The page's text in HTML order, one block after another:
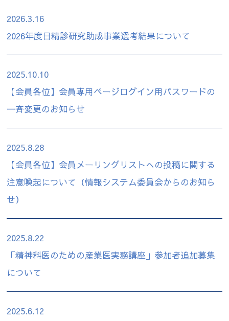
2026.3.16
2026年度日精診研究助成事業選考結果について
2025.10.10
【会員各位】会員専用ページログイン用パスワードの
一斉変更のお知らせ
2025.8.28
【会員各位】会員メーリングリストへの投稿に関する
注意喚起について（情報システム委員会からのお知ら
せ）
2025.8.22
「精神科医のための産業医実務講座」参加者追加募集
について
2025.6.12